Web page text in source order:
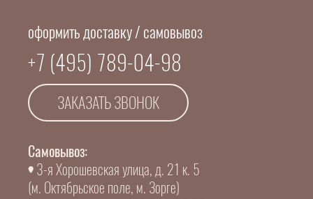
оформить доставку / самовывоз
+7 (495) 789-04-98
ЗАКАЗАТЬ ЗВОНОК
Самовывоз:
3-я Хорошевская улица, д. 21 к. 5
(м. Октябрьское поле, м. Зорге)